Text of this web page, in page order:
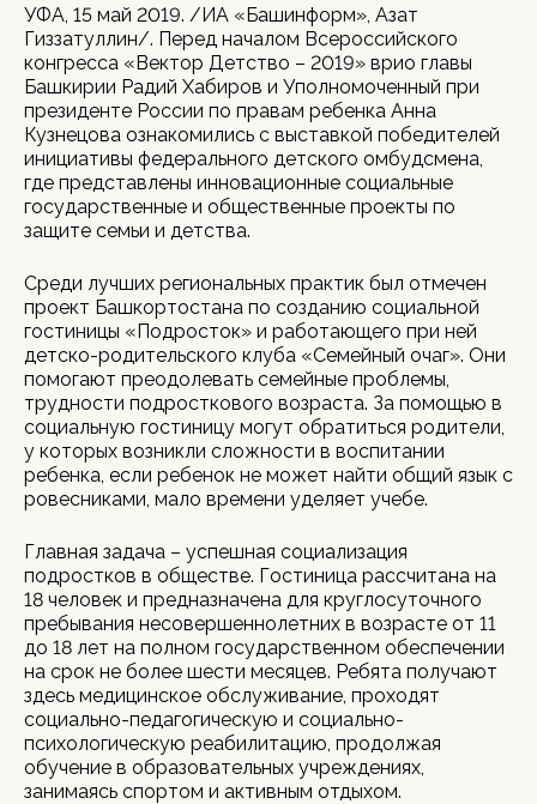
УФА, 15 май 2019. /ИА «Башинформ», Азат
Гиззатуллин/. Перед началом Всероссийского
конгресса «Вектор Детство – 2019» врио главы
Башкирии Радий Хабиров и Уполномоченный при
президенте России по правам ребенка Анна
Кузнецова ознакомились с выставкой победителей
инициативы федерального детского омбудсмена,
где представлены инновационные социальные
государственные и общественные проекты по
защите семьи и детства.
Среди лучших региональных практик был отмечен
проект Башкортостана по созданию социальной
гостиницы «Подросток» и работающего при ней
детско-родительского клуба «Семейный очаг». Они
помогают преодолевать семейные проблемы,
трудности подросткового возраста. За помощью в
социальную гостиницу могут обратиться родители,
у которых возникли сложности в воспитании
ребенка, если ребенок не может найти общий язык с
ровесниками, мало времени уделяет учебе.
Главная задача – успешная социализация
подростков в обществе. Гостиница рассчитана на
18 человек и предназначена для круглосуточного
пребывания несовершеннолетних в возрасте от 11
до 18 лет на полном государственном обеспечении
на срок не более шести месяцев. Ребята получают
здесь медицинское обслуживание, проходят
социально-педагогическую и социально-
психологическую реабилитацию, продолжая
обучение в образовательных учреждениях,
занимаясь спортом и активным отдыхом.